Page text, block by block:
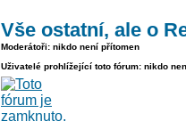
Vše ostatní, ale o
Moderátoři: nikdo není přítomen
Uživatelé prohlížející toto fórum: nikdo